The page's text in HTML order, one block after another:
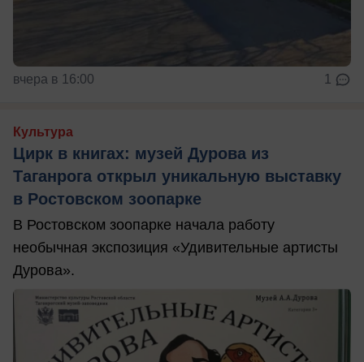
вчера в 16:00 1
Культура
Цирк в книгах: музей Дурова из
Таганрога открыл уникальную выставку
в Ростовском зоопарке
В Ростовском зоопарке начала работу
необычная экспозиция «Удивительные артисты
Дурова».